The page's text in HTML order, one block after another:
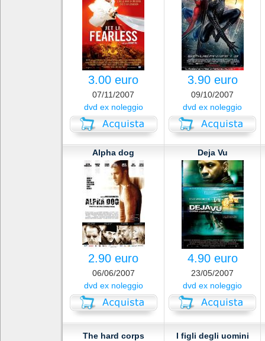
3.00 euro
07/11/2007
dvd ex noleggio
3.90 euro
09/10/2007
dvd ex noleggio
Alpha dog
2.90 euro
06/06/2007
dvd ex noleggio
Deja Vu
4.90 euro
23/05/2007
dvd ex noleggio
The hard corps I figli degli uomini